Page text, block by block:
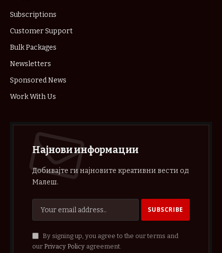
Subscriptions
Customer Support
Bulk Packages
Newsletters
Sponsored News
Work With Us
Најнови информации
Добивајте ги најновите креативни вести од
Малеш.
By signing up, you agree to the our terms and
our Privacy Policyagreement.